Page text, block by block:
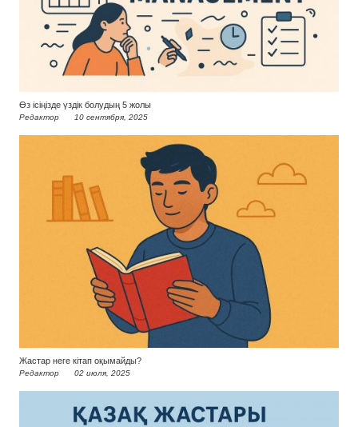
Өз ісіңізде үздік болудың 5 жолы
Редактор 10 сентября, 2025
Жастар неге кітап оқымайды?
Редактор 02 июля, 2025